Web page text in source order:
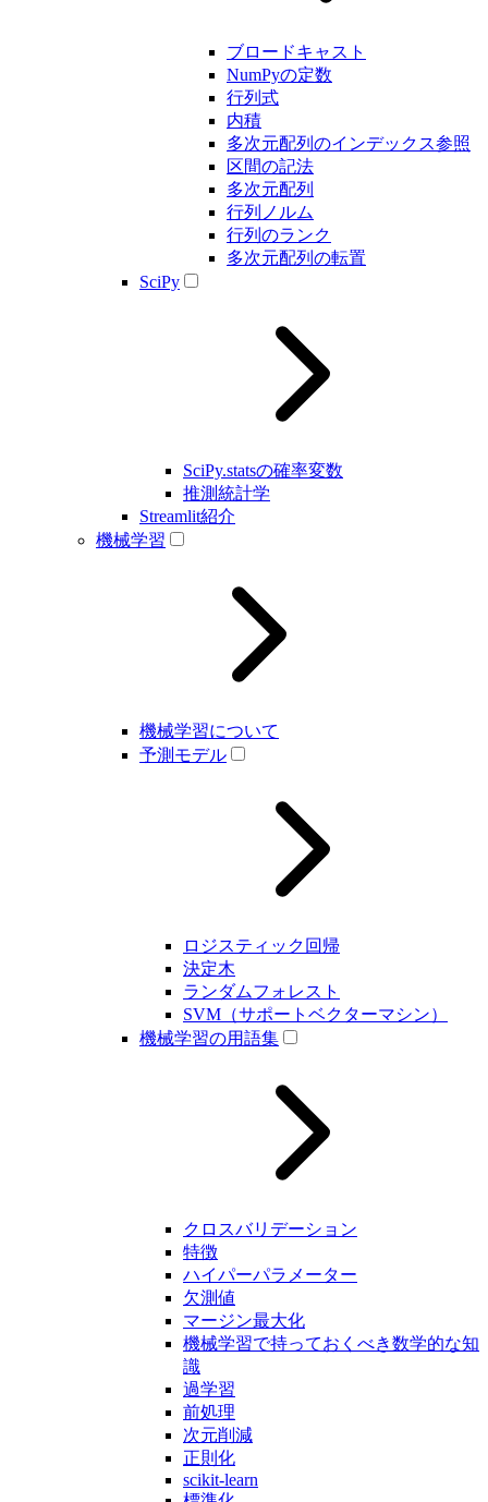
ブロードキャスト
NumPyの定数
行列式
内積
多次元配列のインデックス参照
区間の記法
多次元配列
行列ノルム
行列のランク
多次元配列の転置
SciPy
SciPy.statsの確率変数
推測統計学
Streamlit紹介
機械学習
機械学習について
予測モデル
ロジスティック回帰
決定木
ランダムフォレスト
SVM（サポートベクターマシン）
機械学習の用語集
クロスバリデーション
特徴
ハイパーパラメーター
欠測値
マージン最大化
機械学習で持っておくべき数学的な知
識
過学習
前処理
次元削減
正則化
scikit-learn